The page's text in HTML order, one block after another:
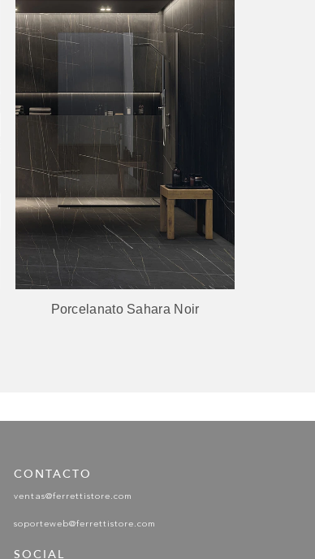
Porcelanato Sahara Noir
CONTACTO
ventas@ferrettistore.com
soporteweb@ferrettistore.com
SOCIAL